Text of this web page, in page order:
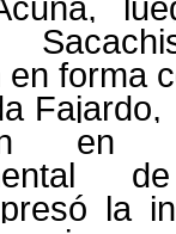
en forma
en
la